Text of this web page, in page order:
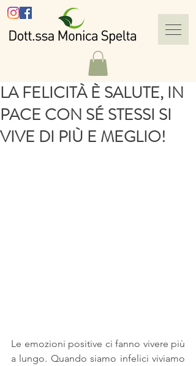
LA FELICITÀ È SALUTE, IN
PACE CON SÉ STESSI SI
VIVE DI PIÙ E MEGLIO!
Le emozioni positive ci fanno vivere più
a lungo. Quando siamo infelici viviamo